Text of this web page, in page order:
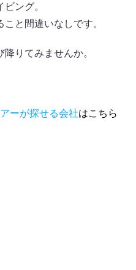
ング。
と間違いなしです。
りてみませんか。
ーが探せる会社はこちら